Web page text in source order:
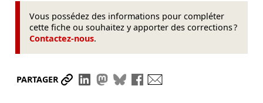
Vous possédez des informations pour compléter
cette fiche ou souhaitez y apporter des corrections ?
Contactez-nous.
PARTAGER Partager le lien
Partager sur LinkedIn
Partager sur Mastodon
Partager sur Bluesky
Partager sur Facebook